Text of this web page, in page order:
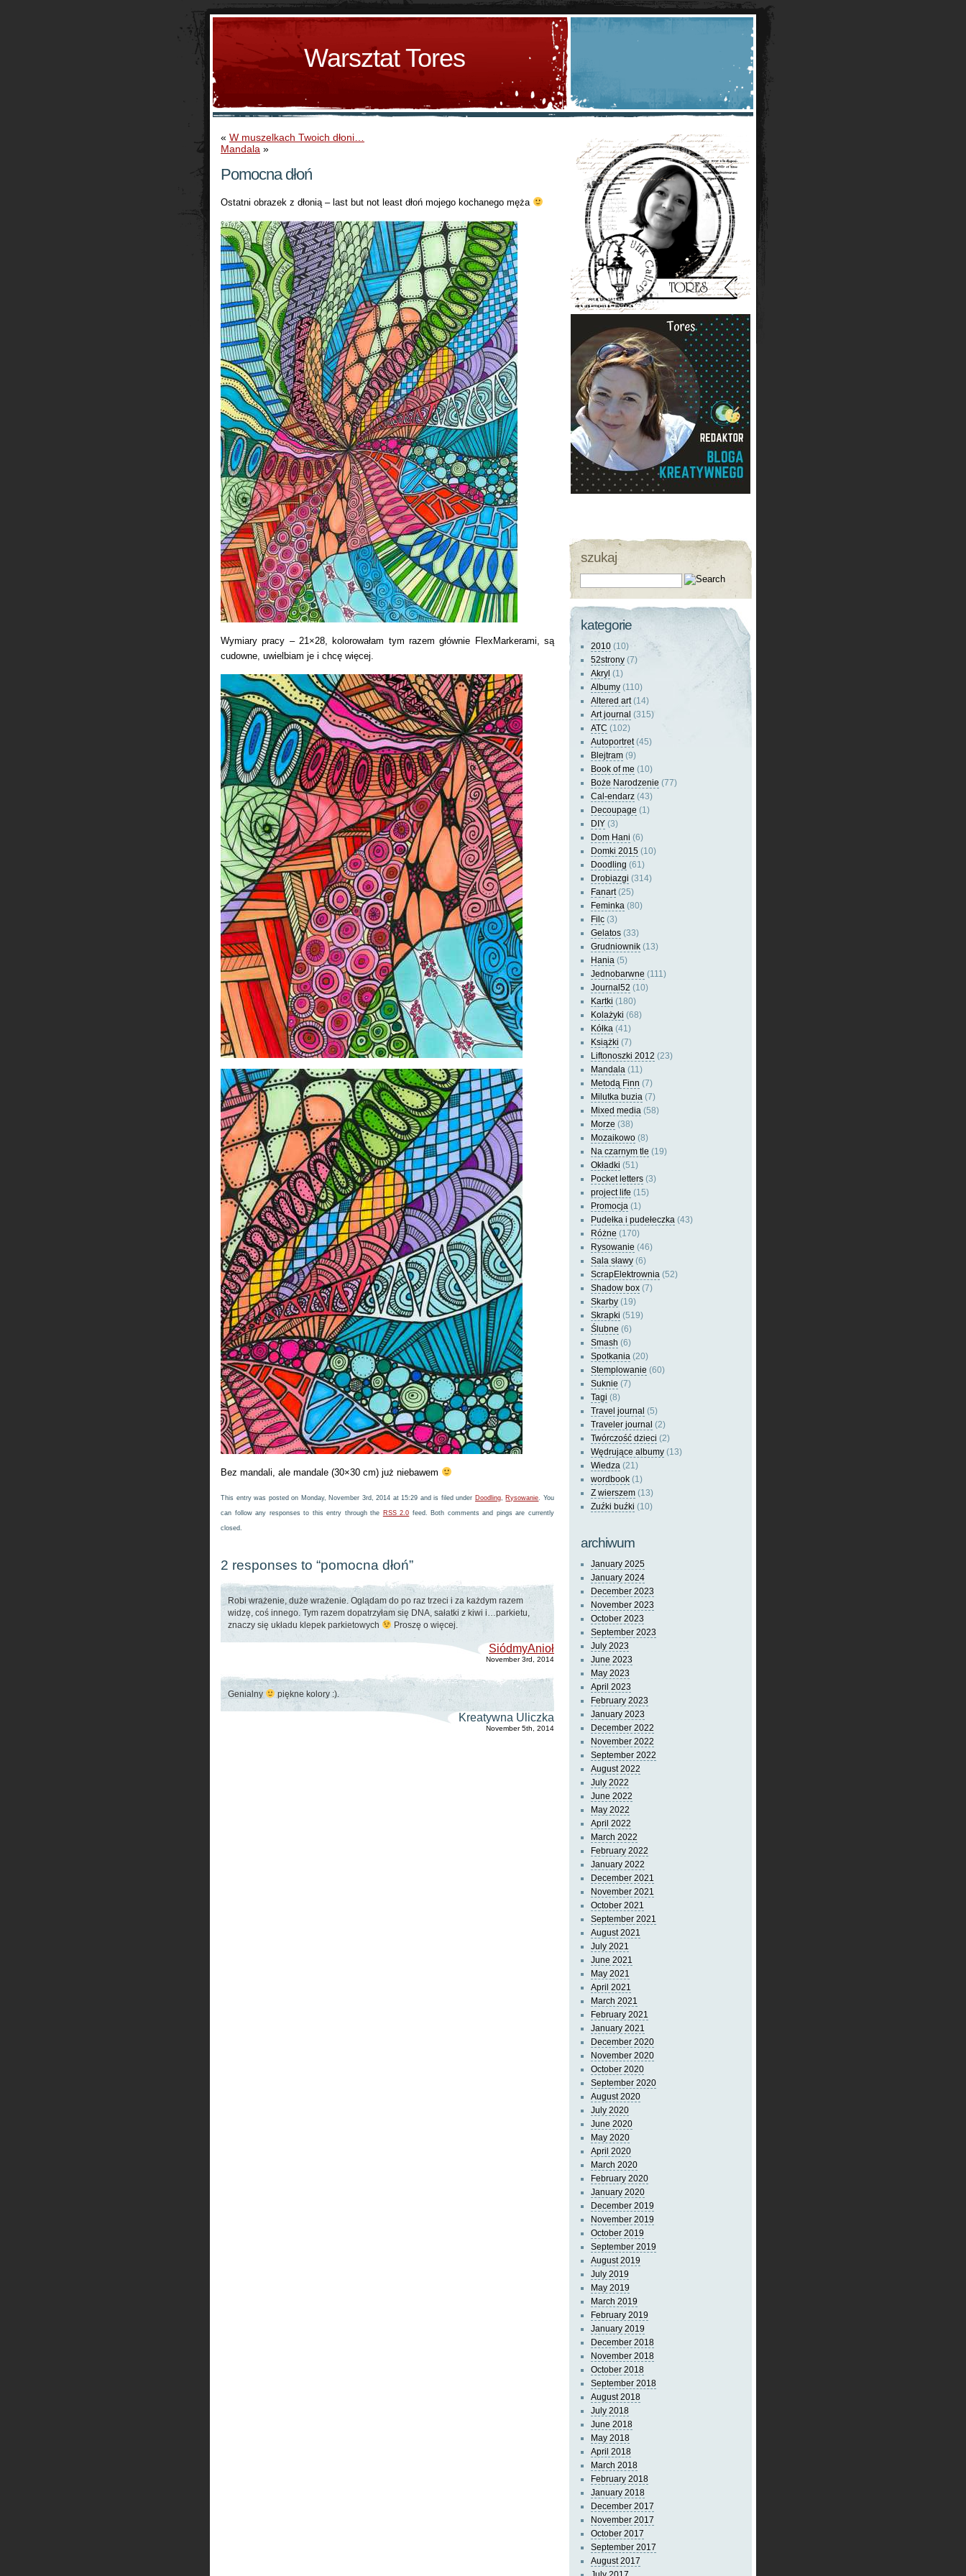
Warsztat Tores
« W muszelkach Twoich dłoni…
Mandala »
Pomocna dłoń
Ostatni obrazek z dłonią – last but not least dłoń mojego kochanego męża
Wymiary pracy – 21×28, kolorowałam tym razem głównie FlexMarkerami, są
cudowne, uwielbiam je i chcę więcej.
Bez mandali, ale mandale (30×30 cm) już niebawem
This entry was posted on Monday, November 3rd, 2014 at 15:29 and is filed under Doodling, Rysowanie. You
can follow any responses to this entry through the RSS 2.0 feed. Both comments and pings are currently
closed.
2 responses to “pomocna dłoń”
Robi wrażenie, duże wrażenie. Oglądam do po raz trzeci i za każdym razem
widzę, coś innego. Tym razem dopatrzyłam się DNA, sałatki z kiwi i…parkietu,
znaczy się układu klepek parkietowych
Proszę o więcej.
SiódmyAnioł
November 3rd, 2014
Genialny piękne kolory :).
Kreatywna Uliczka
November 5th, 2014
szukaj
kategorie
2010 (10)
52strony (7)
Akryl (1)
Albumy (110)
Altered art(14)
Art journal (315)
ATC (102)
Autoportret(45)
Blejtram (9)
Book of me (10)
Boże Narodzenie (77)
Cal-endarz (43)
Decoupage (1)
DIY (3)
Dom Hani (6)
Domki 2015 (10)
Doodling (61)
Drobiazgi (314)
Fanart(25)
Feminka (80)
Filc (3)
Gelatos (33)
Grudniownik (13)
Hania (5)
Jednobarwne (111)
Journal52 (10)
Kartki (180)
Kolażyki (68)
Kółka (41)
Książki (7)
Liftonoszki 2012 (23)
Mandala (11)
Metodą Finn (7)
Milutka buzia (7)
Mixed media (58)
Morze (38)
Mozaikowo (8)
Na czarnym tle (19)
Okładki (51)
Pocket letters (3)
project life (15)
Promocja (1)
Pudełka i pudełeczka (43)
Różne (170)
Rysowanie (46)
Sala sławy (6)
ScrapElektrownia (52)
Shadow box (7)
Skarby (19)
Skrapki (519)
Ślubne (6)
Smash (6)
Spotkania (20)
Stemplowanie (60)
Suknie (7)
Tagi (8)
Travel journal (5)
Traveler journal (2)
Twórczość dzieci (2)
Wędrujące albumy (13)
Wiedza (21)
wordbook (1)
Z wierszem (13)
Zuźki buźki (10)
archiwum
January 2025
January 2024
December 2023
November 2023
October 2023
September 2023
July 2023
June 2023
May 2023
April 2023
February 2023
January 2023
December 2022
November 2022
September 2022
August 2022
July 2022
June 2022
May 2022
April 2022
March 2022
February 2022
January 2022
December 2021
November 2021
October 2021
September 2021
August 2021
July 2021
June 2021
May 2021
April 2021
March 2021
February 2021
January 2021
December 2020
November 2020
October 2020
September 2020
August 2020
July 2020
June 2020
May 2020
April 2020
March 2020
February 2020
January 2020
December 2019
November 2019
October 2019
September 2019
August 2019
July 2019
May 2019
March 2019
February 2019
January 2019
December 2018
November 2018
October 2018
September 2018
August 2018
July 2018
June 2018
May 2018
April 2018
March 2018
February 2018
January 2018
December 2017
November 2017
October 2017
September 2017
August 2017